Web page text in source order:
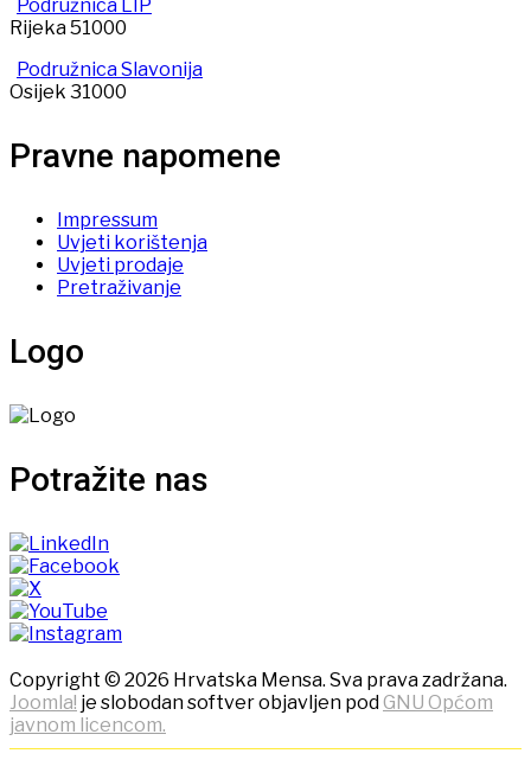
Podružnica LIP
Rijeka 51000
Podružnica Slavonija
Osijek 31000
Pravne napomene
Impressum
Uvjeti korištenja
Uvjeti prodaje
Pretraživanje
Logo
Potražite nas
Copyright © 2026 Hrvatska Mensa. Sva prava zadržana.
Joomla! je slobodan softver objavljen pod GNU Općom
javnom licencom.